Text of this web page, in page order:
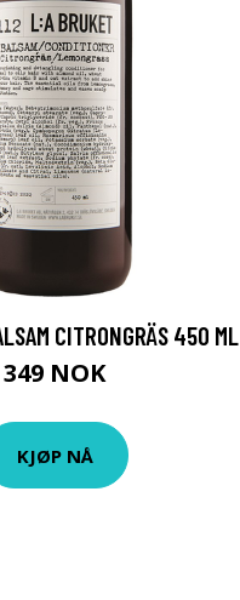
CITRONGRÄS 450 ML
349 NOK
KJØP NÅ